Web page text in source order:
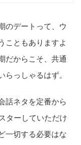
のデートって、ウ
こともありますよ
だからこそ、共通
っしゃるはず。
話ネタを定番から
ターしていただけ
一切する必要はな